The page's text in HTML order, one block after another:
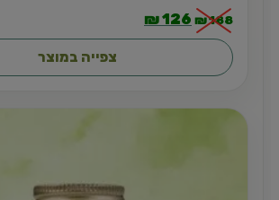
188
₪
126
₪
צפייה במוצר